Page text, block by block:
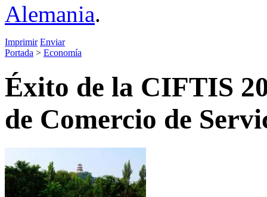
Alemania.
Imprimir Enviar
Portada > Economía
Éxito de la CIFTIS
de Comercio de